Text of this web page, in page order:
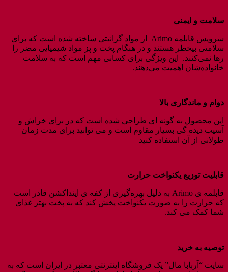
سلامت و ایمنی
سرویس قابلمه‌ Arimo از مواد گرانیتی ساخته شده است که برای
سلامتی بیخطر هستند و در هنگام پخت و پز مواد شیمیایی مضر را
رها نمی‌کنند. این ویژگی برای کسانی مهم است که به سلامت
خانواده‌شان اهمیت می‌دهند.
دوام و ماندگاری بالا
این محصول به گونه ای طراحی شده است که در برای خراش و
آسیب دیده گی بسیار مقاوم است و می توانید برای مدت زمان
طولانی از آن استفاده کنید
قابلیت توزیع یکنواخت حرارت
قابلمه ی Arimo به دلیل بهره‌گیری از کفه ی اینداکشن قادر است
که حرارت را به صورت یکنواخت پخش کند که به پخت بهتر غذای
شما کمک می کند.
توصیه به خرید
سایت “آربابا مال” یک فروشگاه اینترنتی معتبر در ایران است که به